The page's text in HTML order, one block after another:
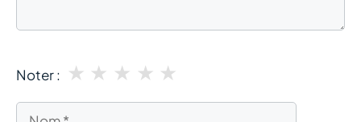
Noter : ★
★
★
★
★
Nom